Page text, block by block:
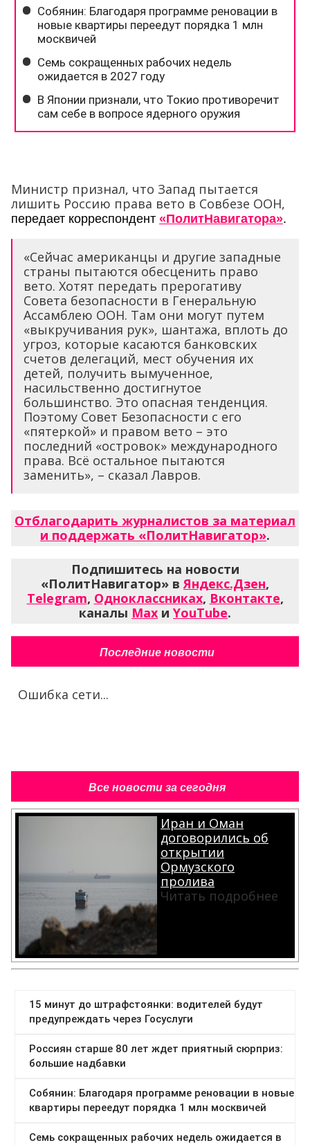
Министр признал, что Запад пытается
лишить Россию права вето в Совбезе ООН,
передает корреспондент «ПолитНавигатора».
«Сейчас американцы и другие западные
страны пытаются обесценить право
вето. Хотят передать прерогативу
Совета безопасности в Генеральную
Ассамблею ООН. Там они могут путем
«выкручивания рук», шантажа, вплоть до
угроз, которые касаются банковских
счетов делегаций, мест обучения их
детей, получить вымученное,
насильственно достигнутое
большинство. Это опасная тенденция.
Поэтому Совет Безопасности с его
«пятеркой» и правом вето – это
последний «островок» международного
права. Всё остальное пытаются
заменить», – сказал Лавров.
Отблагодарить журналистов за материал
и поддержать «ПолитНавигатор».
Подпишитесь на новости
«ПолитНавигатор» вЯндекс.Дзен,
Telegram, Одноклассниках, Вконтакте,
каналы Max и YouTube.
Последние новости
Ошибка сети...
Все новости за сегодня
Иран и Оман
договорились об
открытии
Ормузского
пролива
Читать подробнее